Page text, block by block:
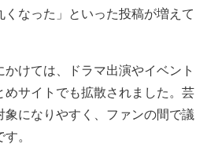
なった」 といった投稿が増えて
かけては、ドラマ出演やイベント
サイトでも拡散されました。芸
になりやすく、ファンの間で議
。